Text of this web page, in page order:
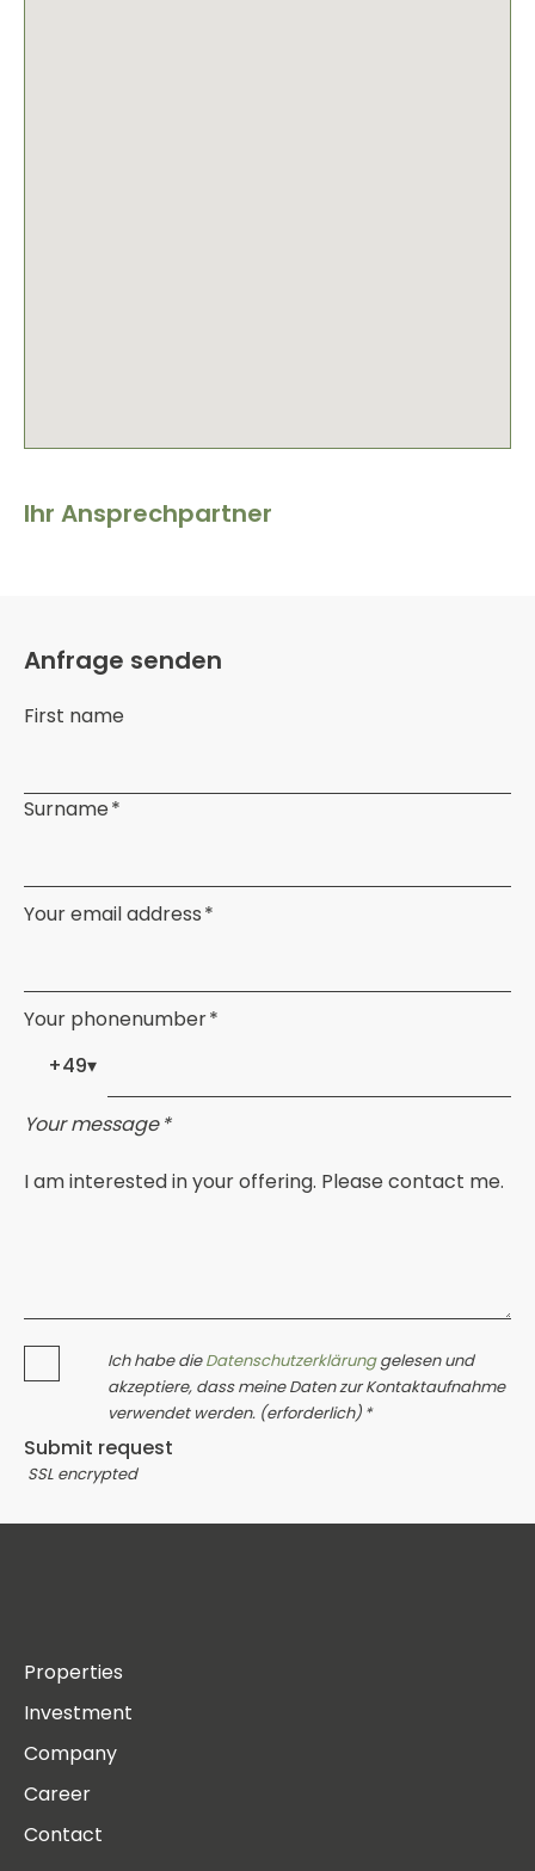
Ihr Ansprechpartner
Anfrage senden
First name
Surname *
Your email address *
Your phonenumber *
+49▾
Your message *
Ich habe dieDatenschutzerklärunggelesen und
akzeptiere, dass meine Daten zur Kontaktaufnahme
verwendet werden. (erforderlich) *
Submit request
SSL encrypted
Properties
Investment
Company
Career
Contact